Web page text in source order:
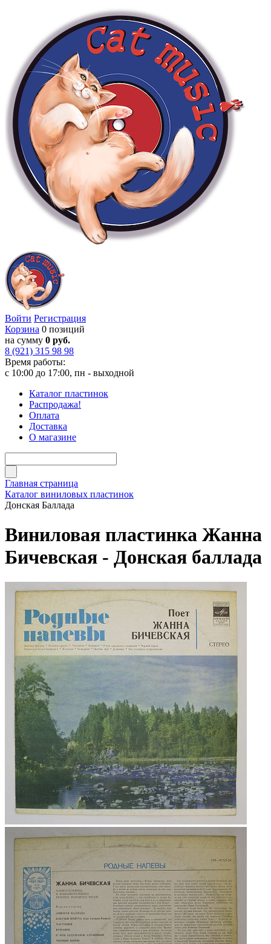
Войти Регистрация
Корзина 0 позиций
на сумму 0 руб.
8 (921) 315 98 98
Время работы:
с 10:00 до 17:00, пн - выходной
Каталог пластинок
Распродажа!
Оплата
Доставка
О магазине
Главная страница
Каталог виниловых пластинок
Донская Баллада
Виниловая пластинка Жанна
Бичевская - Донская баллада